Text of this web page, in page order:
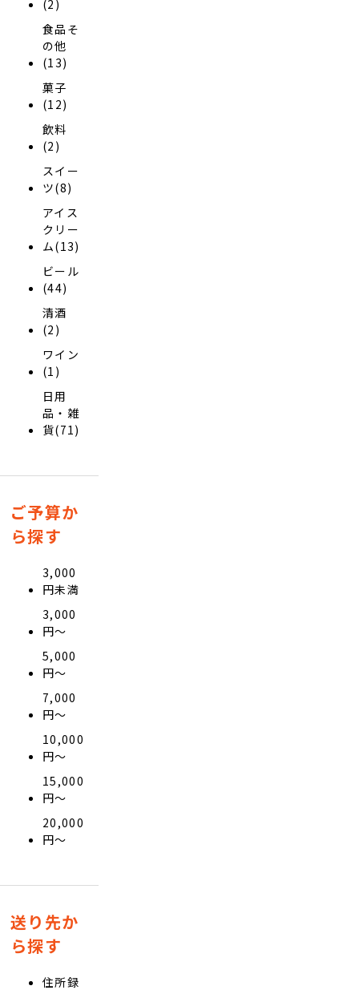
(2)
食品そ
の他
(13)
菓子
(12)
飲料
(2)
スイー
ツ(8)
アイス
クリー
ム(13)
ビール
(44)
清酒
(2)
ワイン
(1)
日用
品・雑
貨(71)
ご予算か
ら探す
3,000
円未満
3,000
円〜
5,000
円〜
7,000
円〜
10,000
円〜
15,000
円〜
20,000
円〜
送り先か
ら探す
住所録